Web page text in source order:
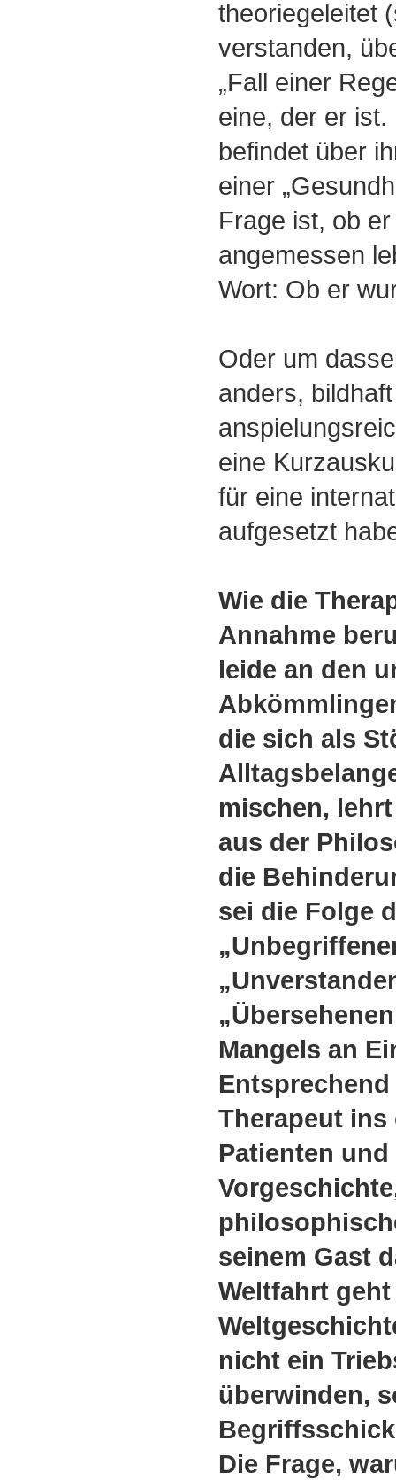
theoriegeleitet
verstanden,
„Fall einer
eine, der er ist.
befindet über
einer
Frage ist, ob
angemessen
Wort: Ob er
Oder um
anders,
eine
für eine
aufgesetzt
Wie die
Annahme
leide an den
die sich als
mischen,
aus der
die
sei die Folge
Mangels an
Therapeut ins
Patienten
seinem Gast
Weltfahrt
nicht ein
überwinden,
Die Frage,